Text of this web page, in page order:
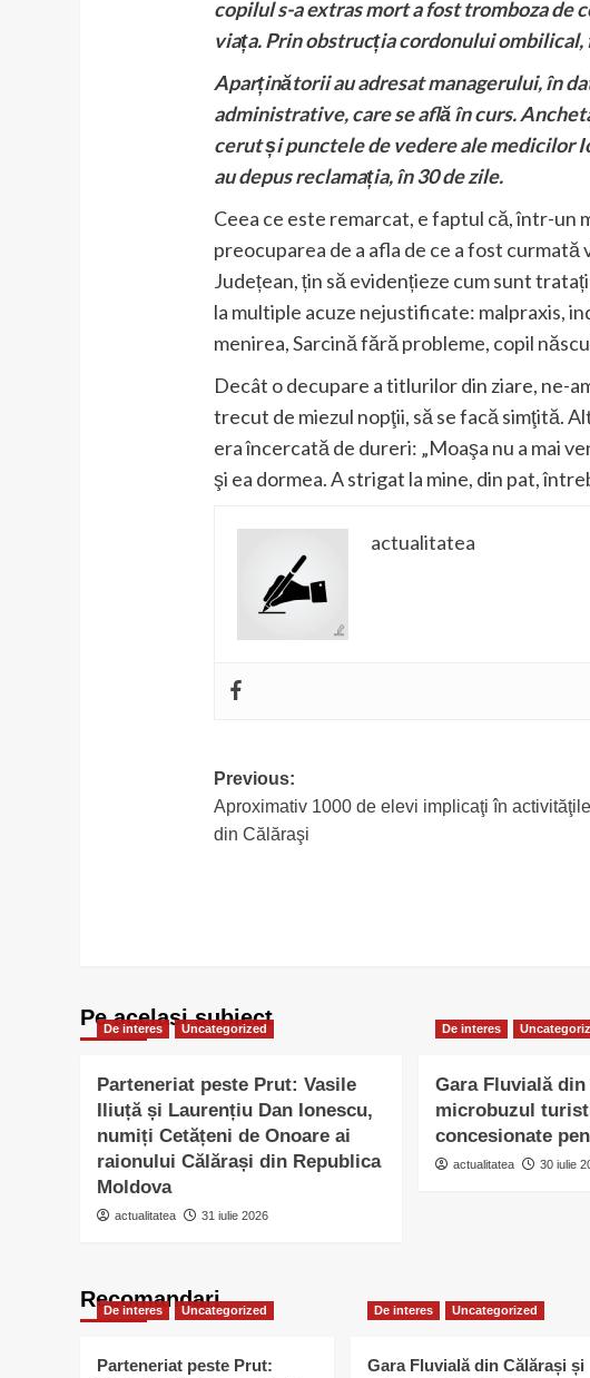
copilul s-a extras mort a fost tromboza
viața. Prin obstrucția cordonului
Aparținătorii au adresat managerului, în
administrative, care se află în curs.
cerut și punctele de vedere ale medicilor
au depus reclamația, în 30 de zile.
Ceea ce este remarcat, e faptul că, într-un
preocuparea de a afla de ce a fost
Județean, țin să evidențieze cum sunt
la multiple acuze nejustificate: malpraxis,
menirea, Sarcină fără probleme, copil
Decât o decupare a titlurilor din ziare, ne-
trecut de miezul nopţii, să se facă simţită.
era încercată de dureri: „Moaşa nu a mai
şi ea dormea. A strigat la mine, din pat,
actualitatea
Post
navigation
Previous:
Aproximativ 1000 de elevi implicaţi în
din Călăraşi
Pe acelasi subiect
De interes Uncategorized
Parteneriat peste Prut: Vasile
Iliuță și Laurențiu Dan Ionescu,
numiți Cetățeni de Onoare ai
raionului Călărași din Republica
Moldova
actualitatea 31 iulie 2026
De interes
Gara Fluvială
microbuzul
concesionate
actualitatea 30 iulie
Recomandari
De interes Uncategorized
Parteneriat peste Prut:
De interes Uncategorized
Gara Fluvială din Călărași și